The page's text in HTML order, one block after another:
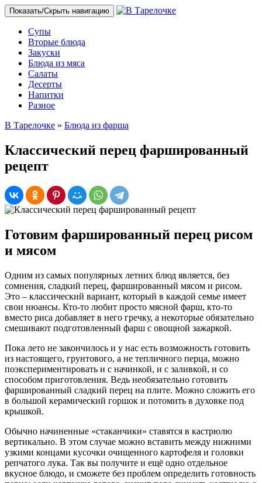
Показать/Скрыть навигацию
Супы
Вторые блюда
Закуски
Блюда из мяса
Салаты
Десерты
Напитки
Разное
В Тарелочке » Блюда из фарша
Классический перец фаршированный
рецепт
Готовим фаршированный перец рисом
и мясом
Одним из самых популярных летних блюд является, без
сомнения, сладкий перец, фаршированный мясом и рисом.
Это – классический вариант, который в каждой семье имеет
свои нюансы. Кто-то любит просто мясной фарш, кто-то
вместо риса добавляет в него гречку, а некоторые обязательно
смешивают подготовленный фарш с овощной зажаркой.
Пока лето не закончилось и у нас есть возможность готовить
из настоящего, грунтового, а не тепличного перца, можно
поэкспериментировать и с начинкой, и с заливкой, и со
способом приготовления. Ведь необязательно готовить
фаршированный сладкий перец на плите. Можно сложить его
в большой керамический горшок и потомить в духовке под
крышкой.
Обычно начиненные «стаканчики» ставятся в кастрюлю
вертикально. В этом случае можно вставить между нижними
узкими концами кусочки очищенного картофеля и головки
репчатого лука. Так вы получите и ещё одно отдельное
вкусное блюдо, и сможете без проблем определить готовность